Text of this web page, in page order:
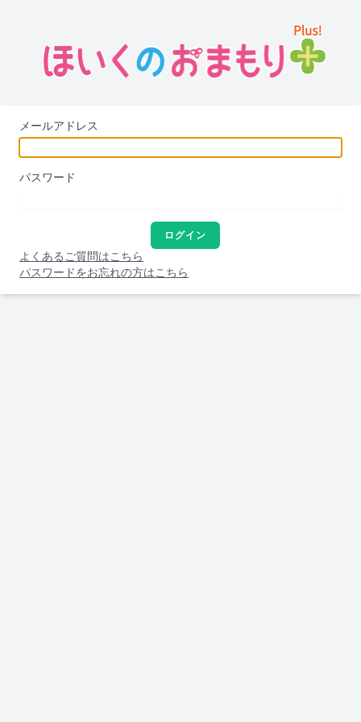
メールアドレス
パスワード
ログイン
よくあるご質問はこちら
パスワードをお忘れの方はこちら